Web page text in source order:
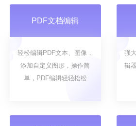
PDF文档编辑
轻松编辑PDF文本、图像，
添加自定义图形，操作简
单，PDF编辑轻轻松松
强
辑